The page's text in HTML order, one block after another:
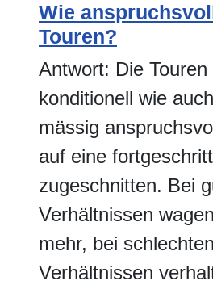
Wie
Touren?
Antwort: Die
konditionell wie
mässig
auf eine
zugeschnitten. Bei
Verhältnissen
mehr, bei schlechten
Verhältnissen